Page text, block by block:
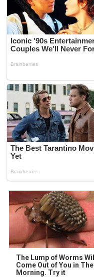
The Lump of Worms Will
Come Out of You in The
Morning. Try it